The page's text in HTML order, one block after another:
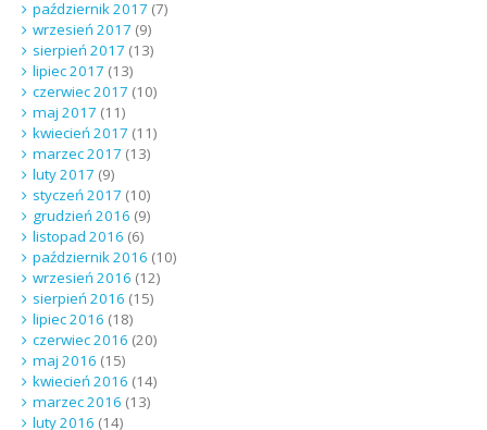
październik 2017 (7)
wrzesień 2017 (9)
sierpień 2017 (13)
lipiec 2017 (13)
czerwiec 2017 (10)
maj 2017 (11)
kwiecień 2017 (11)
marzec 2017 (13)
luty 2017 (9)
styczeń 2017 (10)
grudzień 2016 (9)
listopad 2016 (6)
październik 2016 (10)
wrzesień 2016 (12)
sierpień 2016 (15)
lipiec 2016 (18)
czerwiec 2016 (20)
maj 2016 (15)
kwiecień 2016 (14)
marzec 2016 (13)
luty 2016 (14)